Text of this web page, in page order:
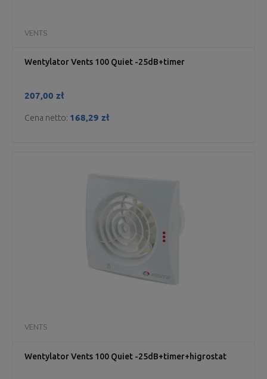
Wentylator Vents 100 Quiet -25dB+timer
VENTS
207,00 zł
Cena netto: 168,29 zł
Wentylator Vents 100 Quiet -25dB+timer+higrostat
VENTS